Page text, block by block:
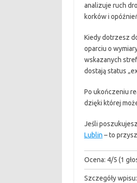
analizuje ruch
korków i
Kiedy dotrzesz
oparciu o
wskazanych
dostają status
Po ukończeniu
dzięki której
Jeśli
Lublin – to
Ocena: 4/5 (1
Szczegóły wpisu: